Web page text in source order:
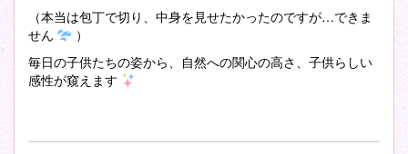
（本当は包丁で切り、中身を見せたかったのですが…できま
せん
）
毎日の子供たちの姿から、自然への関心の高さ、子供らしい
感性が窺えます